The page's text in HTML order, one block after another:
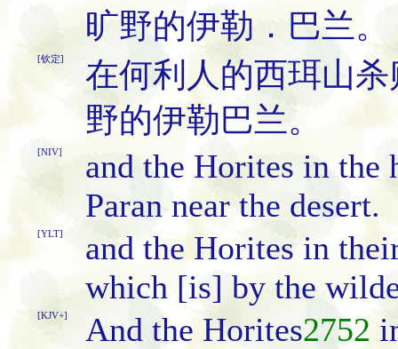
旷野的伊勒．巴兰。
[钦定]
在何利人的西珥山
野的伊勒巴兰。
[NIV]
and the Horites in
Paran near the desert.
[YLT]
and the Horites in
which [is] by the
[KJV+] And the Horites2752